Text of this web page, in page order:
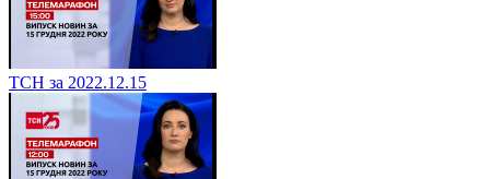
ТСН за 2022.12.15